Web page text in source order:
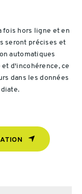
fois hors ligne et en
seront précises et
automatiques
d'incohérence, ce
dans les données